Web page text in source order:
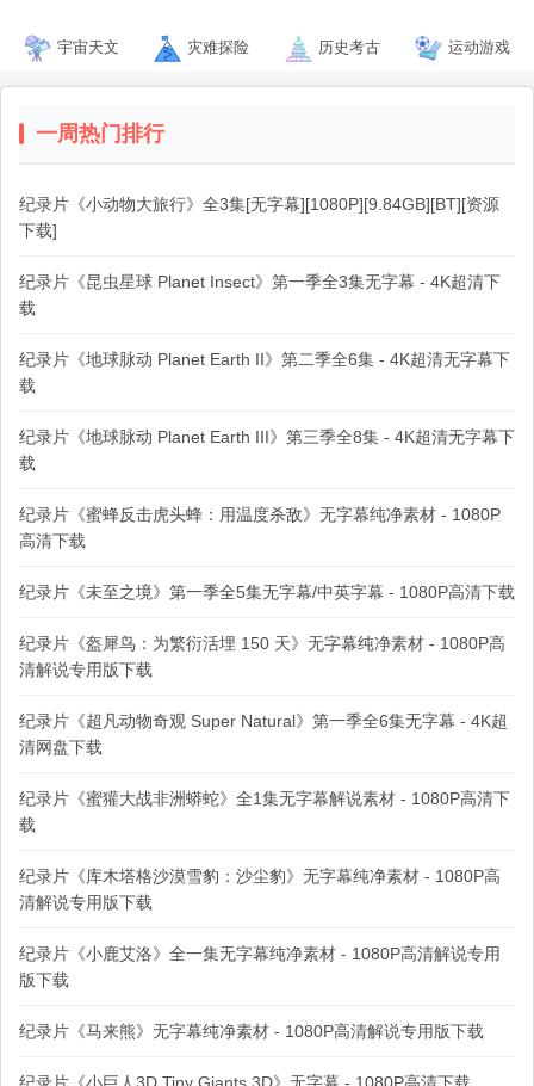
宇宙天文 灾难探险 历史考古 运动游戏
一周热门排行
纪录片《小动物大旅行》全3集[无字幕][1080P][9.84GB][BT][资源
下载]
纪录片《昆虫星球 Planet Insect》第一季全3集无字幕 - 4K超清下
载
纪录片《地球脉动 Planet Earth II》第二季全6集 - 4K超清无字幕下
载
纪录片《地球脉动 Planet Earth III》第三季全8集 - 4K超清无字幕下
载
纪录片《蜜蜂反击虎头蜂：用温度杀敌》无字幕纯净素材 - 1080P
高清下载
纪录片《未至之境》第一季全5集无字幕/中英字幕 - 1080P高清下载
纪录片《盔犀鸟：为繁衍活埋 150 天》无字幕纯净素材 - 1080P高
清解说专用版下载
纪录片《超凡动物奇观 Super Natural》第一季全6集无字幕 - 4K超
清网盘下载
纪录片《蜜獾大战非洲蟒蛇》全1集无字幕解说素材 - 1080P高清下
载
纪录片《库木塔格沙漠雪豹：沙尘豹》无字幕纯净素材 - 1080P高
清解说专用版下载
纪录片《小鹿艾洛》全一集无字幕纯净素材 - 1080P高清解说专用
版下载
纪录片《马来熊》无字幕纯净素材 - 1080P高清解说专用版下载